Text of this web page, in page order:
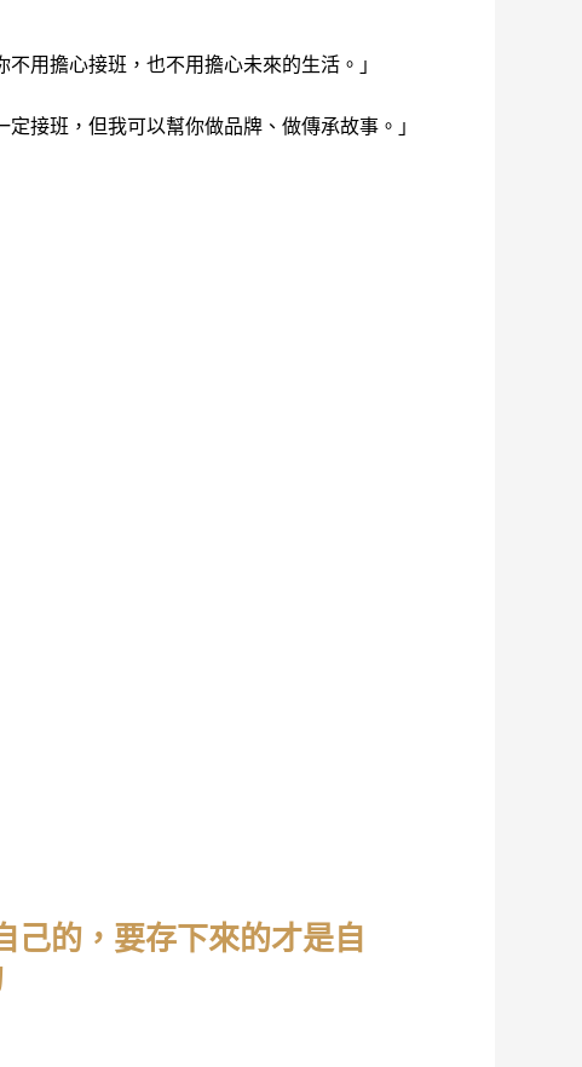
用擔心接班，也不用擔心未來的生活。」
接班，但我可以幫你做品牌、做傳承故事。」
己的，要存下來的才是自